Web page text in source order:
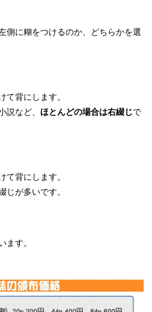
側に糊をつけるのか、どちらかを選
て背にします。
説など、 ほとんどの場合は右綴じで
て背にします。
じが多いです。
ます。